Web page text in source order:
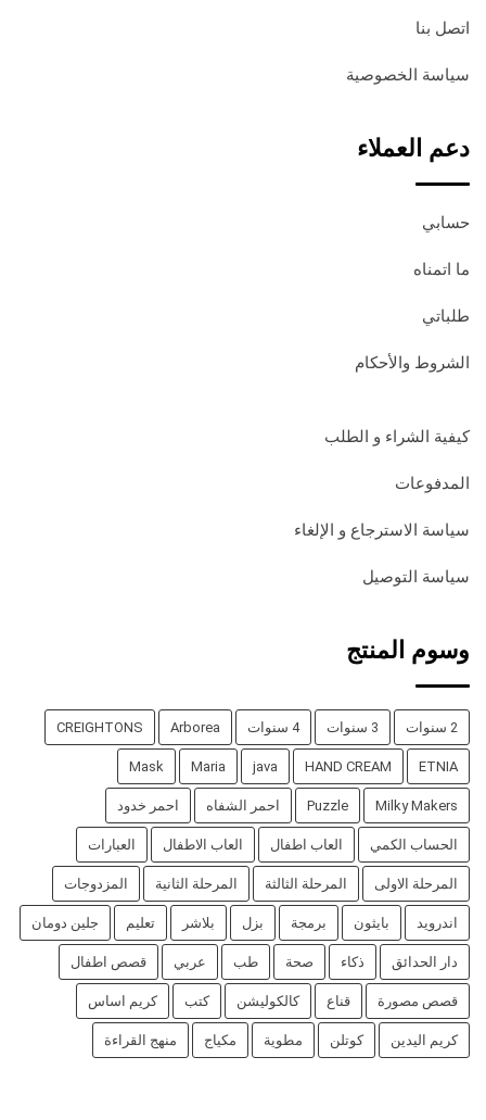
اتصل بنا
سياسة الخصوصية
دعم العملاء
حسابي
ما اتمناه
طلباتي
الشروط والأحكام
كيفية الشراء و الطلب
المدفوعات
سياسة الاسترجاع و الإلغاء
سياسة التوصيل
وسوم المنتج
2 سنوات 3 سنوات 4 سنوات Arborea
CREIGHTONS
ETNIA
HAND CREAM
java
Maria
Mask
Milky Makers
Puzzle احمر الشفاه احمر خدود
الحساب الكمي العاب اطفال العاب الاطفال العبارات
المرحلة الاولى المرحلة الثالثة المرحلة الثانية المزدوجات
اندرويد بايثون برمجة بزل بلاشر تعليم جلين دومان
دار الحدائق ذكاء صحة طب عربي قصص اطفال
قصص مصورة قناع كالكوليشن كتب كريم اساس
كريم اليدين كوتلن مطوية مكياج منهج القراءة